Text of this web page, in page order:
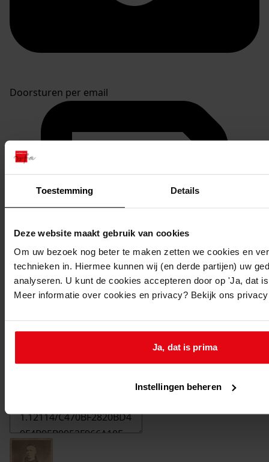
Toestemming Details
Deze website maakt gebruik van cookies
Om uw bezoek nog beter te maken zetten we cookies en
technieken in. Hiermee kunnen wij (en derde partijen) uw
analyseren. U kunt de cookies accepteren door op 'Ja, dat
Meer informatie over cookies en privacy? Bekijk ons
Ja, dat is prima
Instellingen beheren
Doorsturen per email